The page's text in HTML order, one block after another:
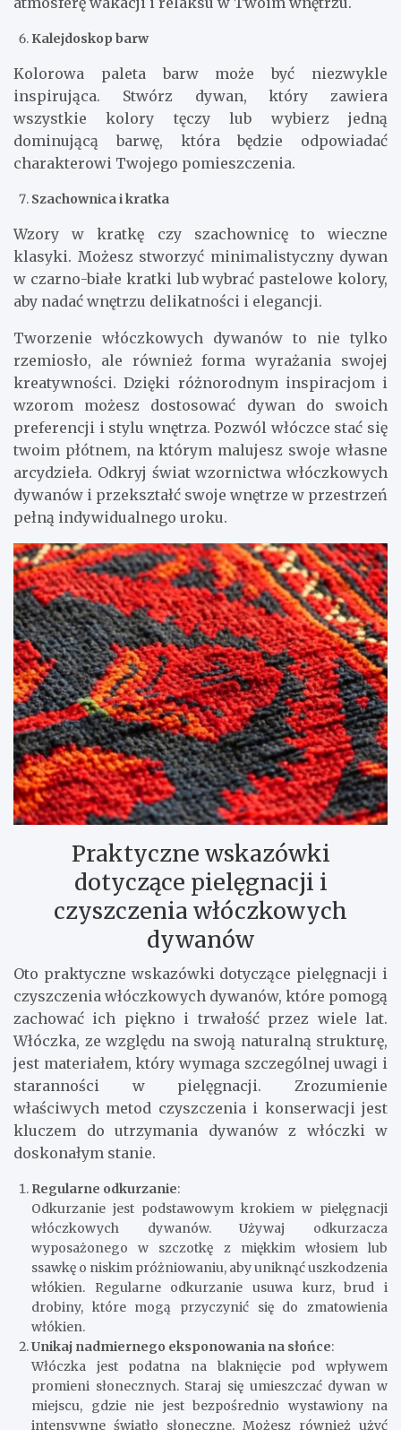
Kalejdoskop barw
Kolorowa paleta barw może być niezwykle
inspirująca. Stwórz dywan, który zawiera
wszystkie kolory tęczy lub wybierz jedną
dominującą barwę, która będzie odpowiadać
charakterowi Twojego pomieszczenia.
Szachownica i kratka
Wzory w kratkę czy szachownicę to wieczne
klasyki. Możesz stworzyć minimalistyczny dywan
w czarno-białe kratki lub wybrać pastelowe kolory,
aby nadać wnętrzu delikatności i elegancji.
Tworzenie włóczkowych dywanów to nie tylko
rzemiosło, ale również forma wyrażania swojej
kreatywności. Dzięki różnorodnym inspiracjom i
wzorom możesz dostosować dywan do swoich
preferencji i stylu wnętrza. Pozwól włóczce stać się
twoim płótnem, na którym malujesz swoje własne
arcydzieła. Odkryj świat wzornictwa włóczkowych
dywanów i przekształć swoje wnętrze w przestrzeń
pełną indywidualnego uroku.
Praktyczne wskazówki
dotyczące pielęgnacji i
czyszczenia włóczkowych
dywanów
Oto praktyczne wskazówki dotyczące pielęgnacji i
czyszczenia włóczkowych dywanów, które pomogą
zachować ich piękno i trwałość przez wiele lat.
Włóczka, ze względu na swoją naturalną strukturę,
jest materiałem, który wymaga szczególnej uwagi i
staranności w pielęgnacji. Zrozumienie
właściwych metod czyszczenia i konserwacji jest
kluczem do utrzymania dywanów z włóczki w
doskonałym stanie.
Regularne odkurzanie:
Odkurzanie jest podstawowym krokiem w pielęgnacji
włóczkowych dywanów. Używaj odkurzacza
wyposażonego w szczotkę z miękkim włosiem lub
ssawkę o niskim próżniowaniu, aby uniknąć uszkodzenia
włókien. Regularne odkurzanie usuwa kurz, brud i
drobiny, które mogą przyczynić się do zmatowienia
włókien.
Unikaj nadmiernego eksponowania na słońce:
Włóczka jest podatna na blaknięcie pod wpływem
promieni słonecznych. Staraj się umieszczać dywan w
miejscu, gdzie nie jest bezpośrednio wystawiony na
intensywne światło słoneczne. Możesz również użyć